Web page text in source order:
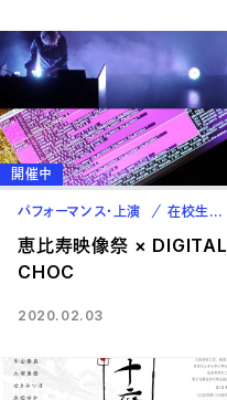
開催中
パフォーマンス・上演 在校生
恵比寿映像祭 × DIGITAL
CHOC
2020.02.03